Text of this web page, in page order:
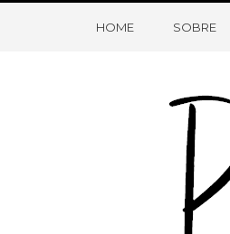
HOME SOBRE